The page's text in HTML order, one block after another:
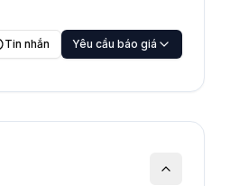
Tin nhắn Yêu cầu báo giá